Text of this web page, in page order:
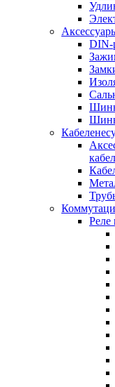
DIN-
Реле